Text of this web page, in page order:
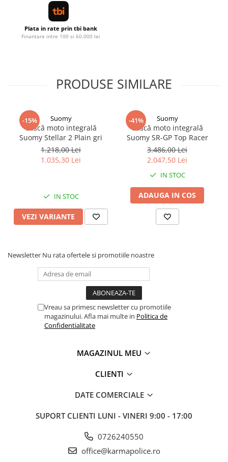
Plata in rate prin tbi bank
Finantare intre 100 si 60.000 lei
PRODUSE SIMILARE
-15% Suomy
Cască moto integrală
Suomy Stellar 2 Plain gri
1.218,00 Lei
1.035,30 Lei
IN STOC
VEZI VARIANTE
-41% Suomy
Cască moto integrală
Suomy SR-GP Top Racer
3.486,00 Lei
2.047,50 Lei
IN STOC
ADAUGA IN COS
Newsletter Nu rata ofertele si promotiile noastre
Vreau sa primesc newsletter cu promotiile
magazinului. Afla mai multe in Politica de
Confidentialitate
MAGAZINUL MEU
CLIENTI
DATE COMERCIALE
SUPORT CLIENTI LUNI - VINERI 9:00 - 17:00
0726240550
office@karmapolice.ro